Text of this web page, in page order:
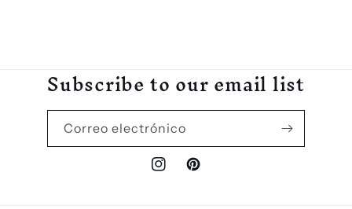
Subscribe to our email list
Correo electrónico
InstagramPinterest